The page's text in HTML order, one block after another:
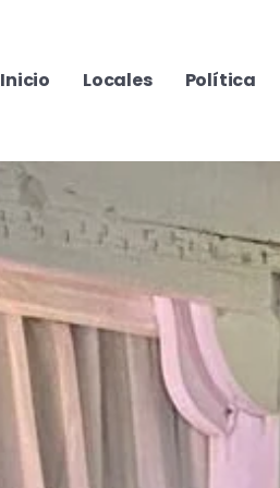
Inicio Locales Política